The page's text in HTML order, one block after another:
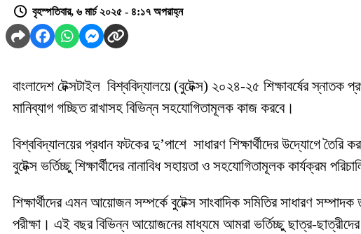
বৃহস্পতিবার, ৬ মার্চ ২০২৫ - ৪:১৭ অপরাহ্ন
বাংলাদেশ টেক্সটাইল বিশ্ববিদ্যালয়ে (বুটেক্স) ২০২৪-২৫ শিক্ষাবর্ষের স্নাতক
মানিব্যাগ গচ্ছিত রাখাসহ বিভিন্ন সহযোগিতামূলক কাজ করবে।
বিশ্ববিদ্যালয়ের প্রধান ফটকের দু’পাশে সাধারণ শিক্ষার্থীদের উদ্যোগে
বুটেক্স ভর্তিচ্ছু শিক্ষার্থীদের নানাবিধ সহায়তা ও সহযোগিতামূলক কার্যক্রম
শিক্ষার্থীদের এমন আয়োজন সম্পর্কে বুটেক্স সাংবাদিক সমিতির সাধারণ
পরীক্ষা। এই বছর বিভিন্ন আয়োজনের মাধ্যমে আমরা ভর্তিচ্ছু ছাত্র-